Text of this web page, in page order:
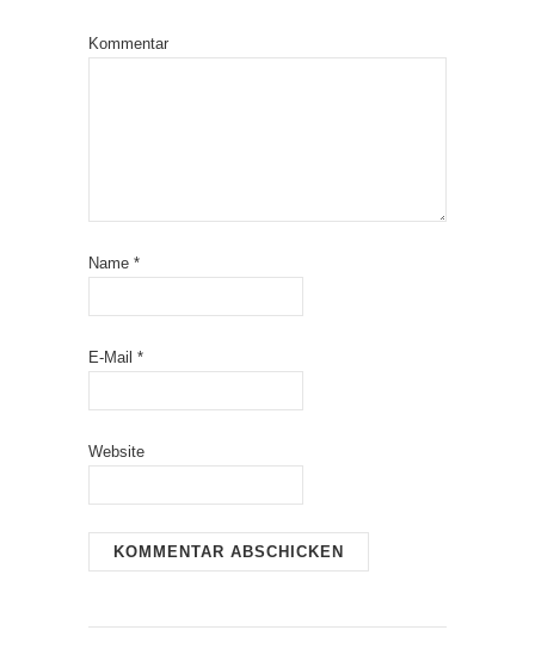
Kommentar
Name *
E-Mail *
Website